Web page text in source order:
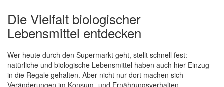
Die Vielfalt biologischer
Lebensmittel entdecken
Wer heute durch den Supermarkt geht, stellt schnell fest:
natürliche und biologische Lebensmittel haben auch hier Einzug
in die Regale gehalten. Aber nicht nur dort machen sich
Veränderungen im Konsum- und Ernährungsverhalten